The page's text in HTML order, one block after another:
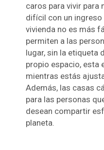
caros para vivir para
difícil con un
vivienda no es más
permiten a las
lugar, sin la etiqueta
propio espacio, esta
mientras estás
Además, las casas
para las personas
desean compartir
planeta.